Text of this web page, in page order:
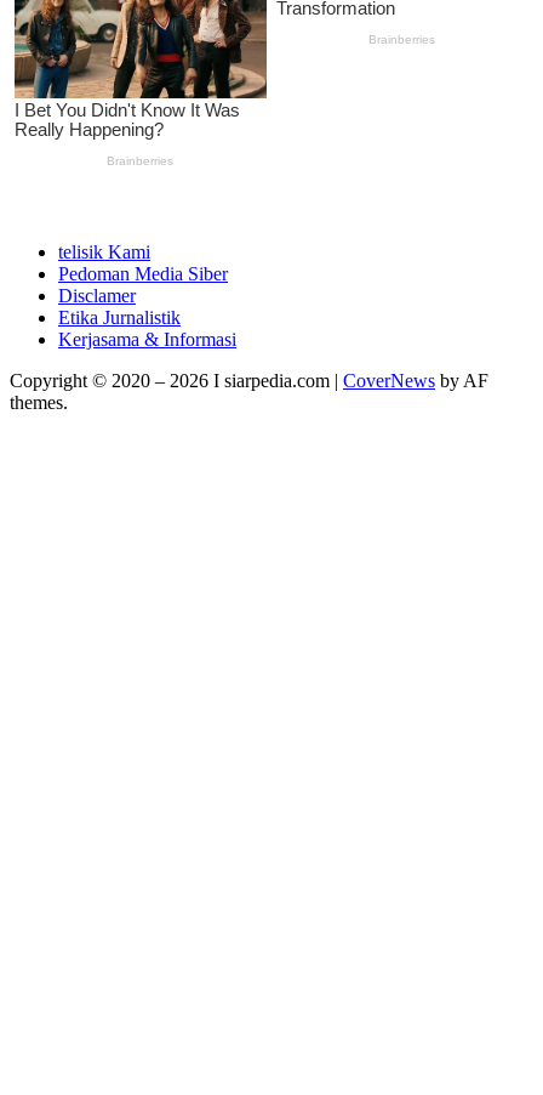
telisik Kami
Pedoman Media Siber
Disclamer
Etika Jurnalistik
Kerjasama & Informasi
Copyright © 2020 – 2026 I siarpedia.com | CoverNews by AF
themes.